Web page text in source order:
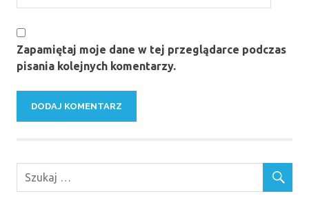
Zapamiętaj moje dane w tej przeglądarce podczas
pisania kolejnych komentarzy.